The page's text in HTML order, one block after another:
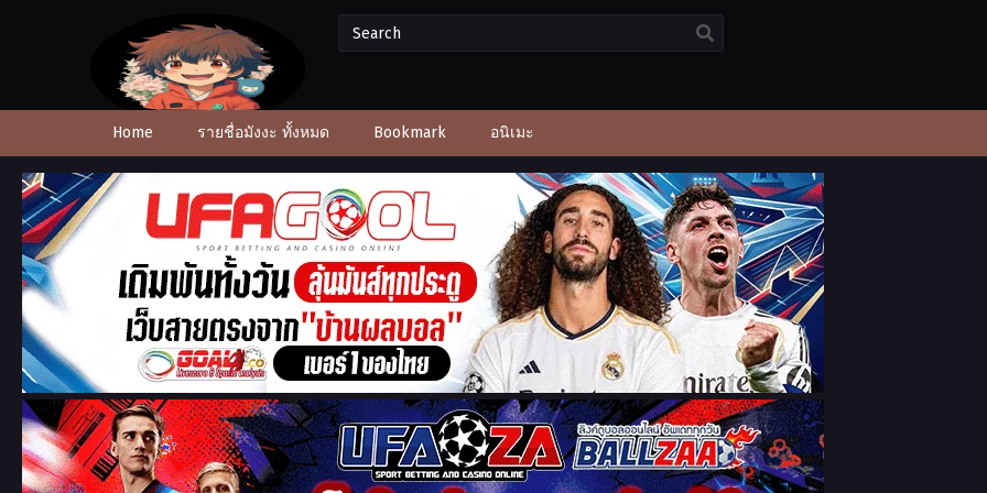
Home รายชื่อมังงะ ทั้งหมด Bookmark อนิเมะ